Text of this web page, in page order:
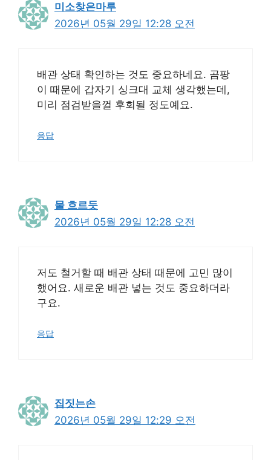
미소찾은마루
2026년 05월 29일 12:28 오전
배관 상태 확인하는 것도 중요하네요. 곰팡
이 때문에 갑자기 싱크대 교체 생각했는데,
미리 점검받을껄 후회될 정도예요.
응답
물 흐르듯
2026년 05월 29일 12:28 오전
저도 철거할 때 배관 상태 때문에 고민 많이
했어요. 새로운 배관 넣는 것도 중요하더라
구요.
응답
집짓는손
2026년 05월 29일 12:29 오전